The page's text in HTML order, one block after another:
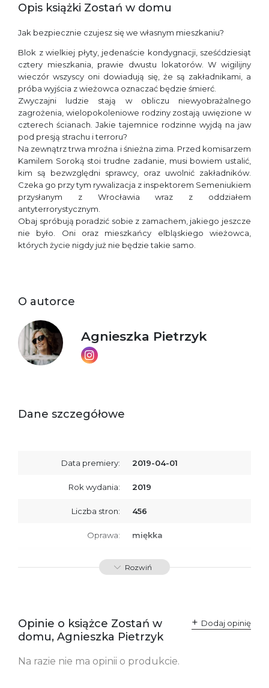
Opis książki Zostań w domu
Jak bezpiecznie czujesz się we własnym mieszkaniu?
Blok z wielkiej płyty, jedenaście kondygnacji, sześćdziesiąt
cztery mieszkania, prawie dwustu lokatorów. W wigilijny
wieczór wszyscy oni dowiadują się, że są zakładnikami, a
próba wyjścia z wieżowca oznaczać będzie śmierć.
Zwyczajni ludzie stają w obliczu niewyobrażalnego
zagrożenia, wielopokoleniowe rodziny zostają uwięzione w
czterech ścianach. Jakie tajemnice rodzinne wyjdą na jaw
pod presją strachu i terroru?
Na zewnątrz trwa mroźna i śnieżna zima. Przed komisarzem
Kamilem Soroką stoi trudne zadanie, musi bowiem ustalić,
kim są bezwzględni sprawcy, oraz uwolnić zakładników.
Czeka go przy tym rywalizacja z inspektorem Semeniukiem
przysłanym z Wrocławia wraz z oddziałem
antyterrorystycznym.
Obaj spróbują poradzić sobie z zamachem, jakiego jeszcze
nie było. Oni oraz mieszkańcy elbląskiego wieżowca,
których życie nigdy już nie będzie takie samo.
O autorce
Agnieszka Pietrzyk
Dane szczegółowe
Data premiery: 2019-04-01
Rok wydania: 2019
Liczba stron: 456
Oprawa: miękka
ISBN 9788366278004
odpowiedzialne za
zgodność produktu z
przepisami:
Sp. z o.o.
ul. Fredry 8
61-701 Poznań
Polska
kontakt@wydajenamsie.pl
+48 61 623 38 38
Rozwiń
Opinie o książce Zostań w
domu, Agnieszka Pietrzyk
Dodaj opinię
Na razie nie ma opinii o produkcie.